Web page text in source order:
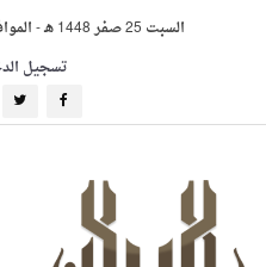
السبت 25 صفر 1448 هـ -الموافق2026/08/08م
تسجيل الدخول